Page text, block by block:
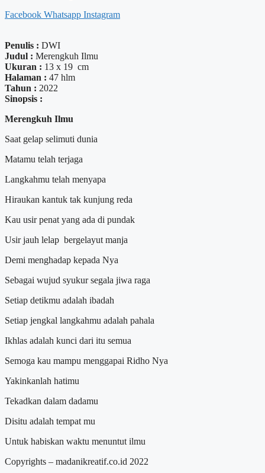
Facebook Whatsapp Instagram
Penulis : DWI
Judul : Merengkuh Ilmu
Ukuran : 13 x 19 cm
Halaman : 47 hlm
Tahun : 2022
Sinopsis :
Merengkuh Ilmu
Saat gelap selimuti dunia
Matamu telah terjaga
Langkahmu telah menyapa
Hiraukan kantuk tak kunjung reda
Kau usir penat yang ada di pundak
Usir jauh lelap bergelayut manja
Demi menghadap kepada Nya
Sebagai wujud syukur segala jiwa raga
Setiap detikmu adalah ibadah
Setiap jengkal langkahmu adalah pahala
Ikhlas adalah kunci dari itu semua
Semoga kau mampu menggapai Ridho Nya
Yakinkanlah hatimu
Tekadkan dalam dadamu
Disitu adalah tempat mu
Untuk habiskan waktu menuntut ilmu
Copyrights – madanikreatif.co.id 2022